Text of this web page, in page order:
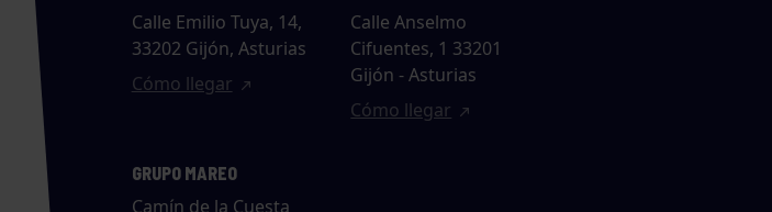
Calle Emilio Tuya, 14,
33202 Gijón, Asturias
Cómo llegar
Calle Anselmo
Cifuentes, 1 33201
Gijón - Asturias
Cómo llegar
GRUPO MAREO
Camín de la Cuesta